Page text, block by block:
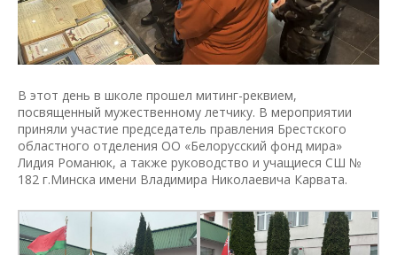
В этот день в школе прошел митинг-реквием,
посвященный мужественному летчику. В мероприятии
приняли участие председатель правления Брестского
областного отделения ОО «Белорусский фонд мира»
Лидия Романюк, а также руководство и учащиеся СШ №
182 г.Минска имени Владимира Николаевича Карвата.